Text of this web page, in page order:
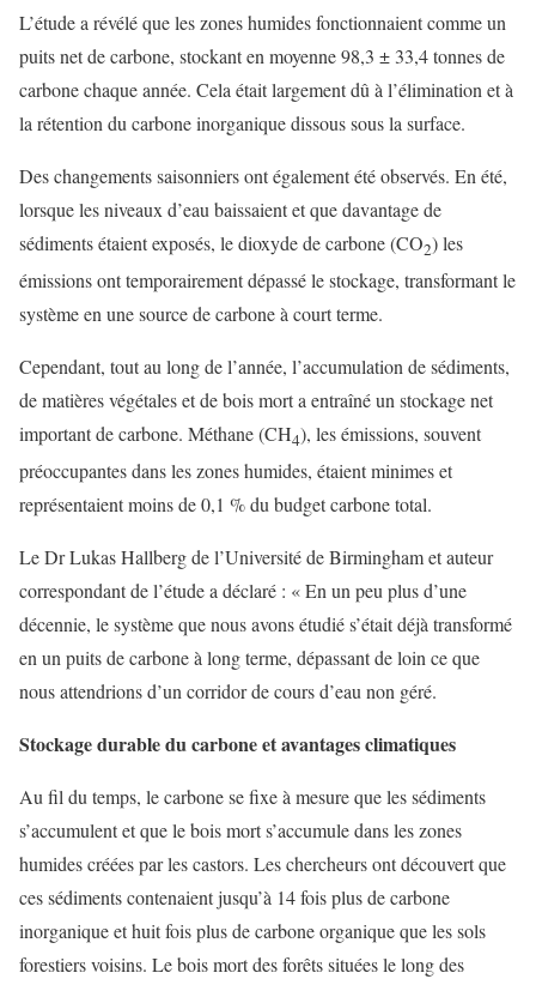
L’étude a révélé que les zones humides fonctionnaient comme un
puits net de carbone, stockant en moyenne 98,3 ± 33,4 tonnes de
carbone chaque année. Cela était largement dû à l’élimination et à
la rétention du carbone inorganique dissous sous la surface.
Des changements saisonniers ont également été observés. En été,
lorsque les niveaux d’eau baissaient et que davantage de
sédiments étaient exposés, le dioxyde de carbone (CO2) les
émissions ont temporairement dépassé le stockage, transformant le
système en une source de carbone à court terme.
Cependant, tout au long de l’année, l’accumulation de sédiments,
de matières végétales et de bois mort a entraîné un stockage net
important de carbone. Méthane (CH4), les émissions, souvent
préoccupantes dans les zones humides, étaient minimes et
représentaient moins de 0,1 % du budget carbone total.
Le Dr Lukas Hallberg de l’Université de Birmingham et auteur
correspondant de l’étude a déclaré : « En un peu plus d’une
décennie, le système que nous avons étudié s’était déjà transformé
en un puits de carbone à long terme, dépassant de loin ce que
nous attendrions d’un corridor de cours d’eau non géré.
Stockage durable du carbone et avantages climatiques
Au fil du temps, le carbone se fixe à mesure que les sédiments
s’accumulent et que le bois mort s’accumule dans les zones
humides créées par les castors. Les chercheurs ont découvert que
ces sédiments contenaient jusqu’à 14 fois plus de carbone
inorganique et huit fois plus de carbone organique que les sols
forestiers voisins. Le bois mort des forêts situées le long des